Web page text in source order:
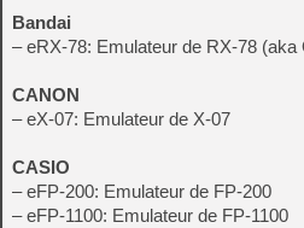
Bandai
– eRX-78: Emulateur de RX-78 (aka
CANON
– eX-07: Emulateur de X-07
CASIO
– eFP-200: Emulateur de FP-200
– eFP-1100: Emulateur de FP-1100